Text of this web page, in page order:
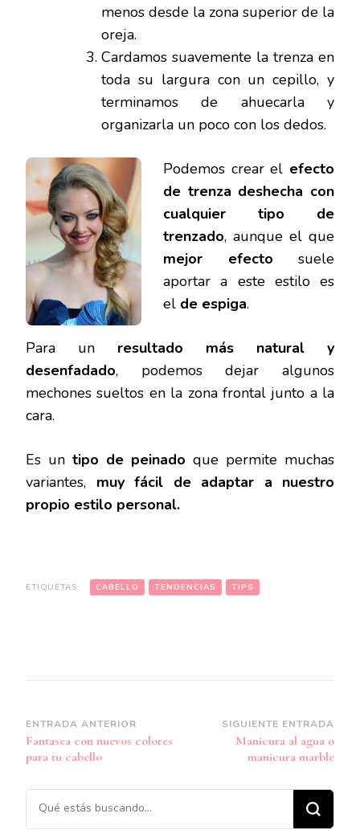
menos desde la zona superior de la
oreja.
Cardamos suavemente la trenza en
toda su largura con un cepillo, y
terminamos de ahuecarla y
organizarla un poco con los dedos.
Podemos crear el efecto
de trenza deshecha con
cualquier tipo de
trenzado, aunque el que
mejor efecto suele
aportar a este estilo es
el de espiga.
Para un resultado más natural y
desenfadado, podemos dejar algunos
mechones sueltos en la zona frontal junto a la
cara.
Es un tipo de peinado que permite muchas
variantes, muy fácil de adaptar a nuestro
propio estilo personal.
ETIQUETAS: CABELLO TENDENCIAS TIPS
Navegación
de
entradas
ENTRADA ANTERIOR
Fantasea con nuevos colores
para tu cabello
SIGUIENTE ENTRADA
Manicura al agua o
manicura marble
¿Buscas
algo?